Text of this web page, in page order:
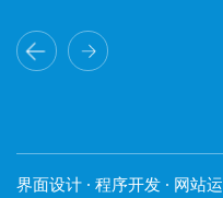
界面设计 · 程序开发 · 网站运